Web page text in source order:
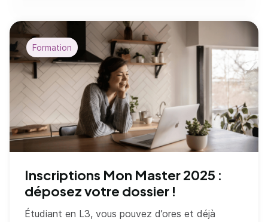
Inscriptions Mon Master 2025 :
déposez votre dossier !
Étudiant en L3, vous pouvez d’ores et déjà
Formation